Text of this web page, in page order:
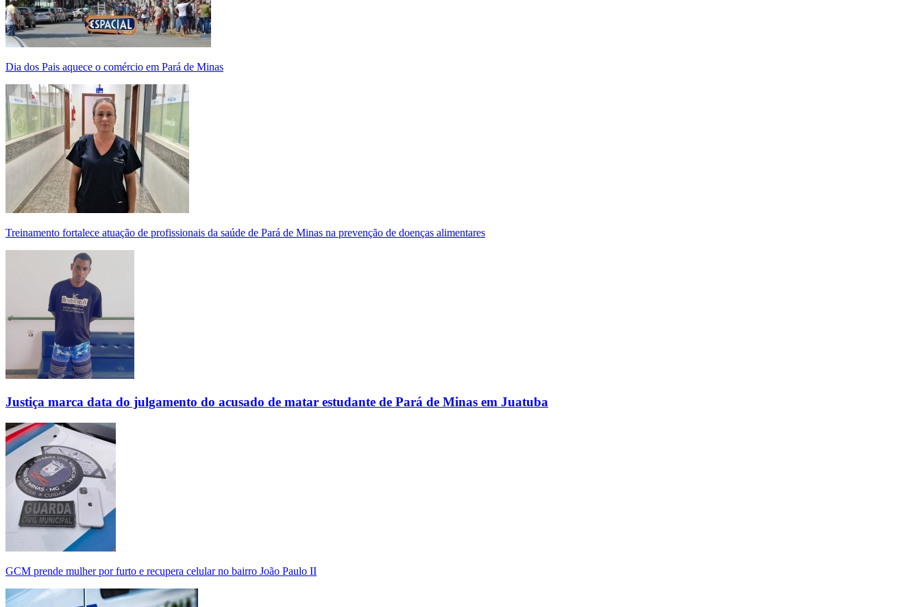
Dia dos Pais aquece o comércio em Pará de Minas
Treinamento fortalece atuação de profissionais da saúde de Pará de Minas na prevenção de doenças alimentares
Justiça marca data do julgamento do acusado de matar estudante de Pará de Minas em Juatuba
GCM prende mulher por furto e recupera celular no bairro João Paulo II